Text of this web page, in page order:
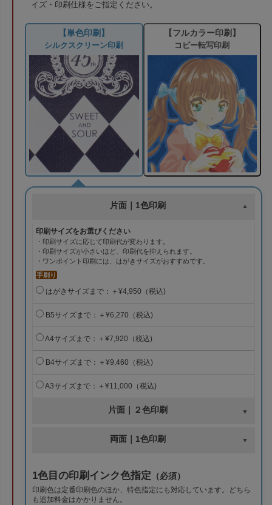
イズ・印刷仕様をご指定ください。
【単色印刷】
シルクスクリーン印刷
【フルカラー印刷】
コピー転写印刷
片面｜1色印刷
印刷サイズをお選びください
・印刷サイズに応じて印刷代が変わります。
・印刷サイズが小さいほど、印刷代を抑えられます。
・ワンポイント印刷には、はがきサイズがおすすめです。
手刷り
はがきサイズまで：＋¥4,950（税込)
B5サイズまで：＋¥6,270（税込)
A4サイズまで：＋¥7,920（税込)
B4サイズまで：＋¥9,460（税込)
A3サイズまで：＋¥11,000（税込)
片面｜２色印刷
両面｜1色印刷
1色目の印刷インク色指定 （必須）
印刷色は定番印刷色のほか、特色指定にも対応しています。どちら
も追加料金はかかりません。